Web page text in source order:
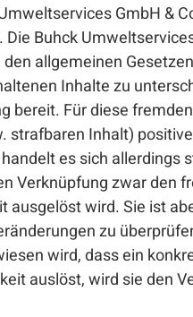
GmbH &
Buhck
allgemeinen
Inhalte zu
bereit. Für diese
Inhalt)
es sich allerdings
Verknüpfung zwar den
wird. Sie ist
zu
wird, dass ein
auslöst, wird sie den